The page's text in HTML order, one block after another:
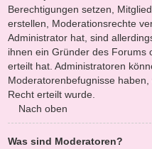
Berechtigungen setzen,
erstellen, Moderationsrechte
Administrator hat, sind
ihnen ein Gründer des Forums
erteilt hat. Administratoren
Moderatorenbefugnisse
Recht erteilt wurde.
Nach oben
Was sind Moderatoren?